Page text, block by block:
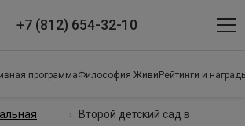
+7 (812) 654-32-10
программаФилософия Живи Рейтинги и
Второй детский сад в